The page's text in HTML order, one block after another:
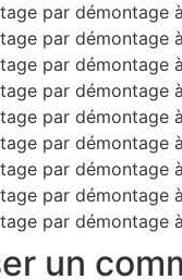
par démontage
par démontage
par démontage
par démontage
par démontage
par démontage
par démontage
par démontage
par démontage
un